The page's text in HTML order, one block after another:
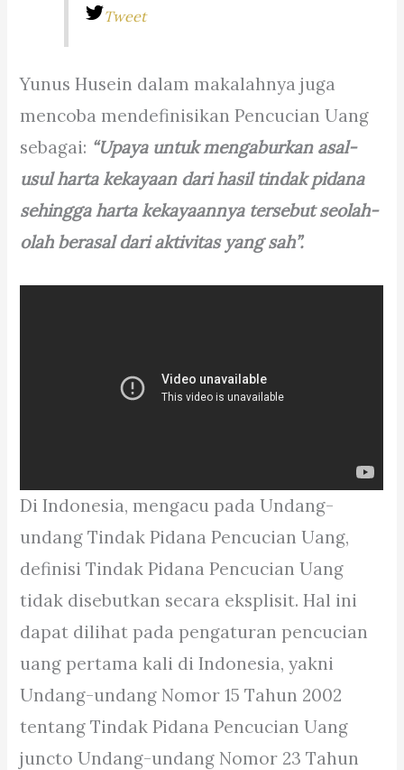
Tweet
Yunus Husein dalam makalahnya juga
mencoba mendefinisikan Pencucian Uang
sebagai: “Upaya untuk mengaburkan asal-
usul harta kekayaan dari hasil tindak pidana
sehingga harta kekayaannya tersebut seolah-
olah berasal dari aktivitas yang sah”.
Di Indonesia, mengacu pada Undang-
undang Tindak Pidana Pencucian Uang,
definisi Tindak Pidana Pencucian Uang
tidak disebutkan secara eksplisit. Hal ini
dapat dilihat pada pengaturan pencucian
uang pertama kali di Indonesia, yakni
Undang-undang Nomor 15 Tahun 2002
tentang Tindak Pidana Pencucian Uang
juncto Undang-undang Nomor 23 Tahun